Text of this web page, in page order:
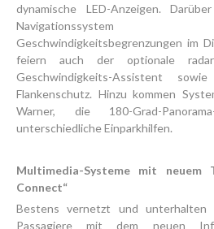
dynamische LED-Anzeigen.
Navigationssystem
Geschwindigkeitsbegrenzungen im
feiern auch der optionale
Geschwindigkeits-Assistent
Flankenschutz. Hinzu kommen
Warner, die 180-Grad-
unterschiedliche Einparkhilfen.
Multimedia-Systeme mit neuem
Connect“
Bestens vernetzt und unterhalten
Passagiere mit dem neuen